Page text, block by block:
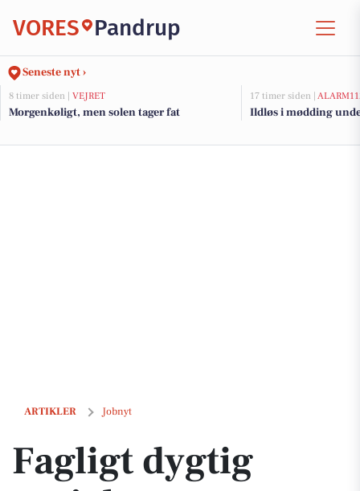
VORES Pandrup
Seneste nyt ›
8 timer siden | VEJRET
Morgenkøligt, men solen tager fat
17 timer siden |
Ildløs i mødding
ARTIKLER Jobnyt
Fagligt dygtig social- og sundhedsassistent søges til aftenvagt hos
Fagligt dygtig